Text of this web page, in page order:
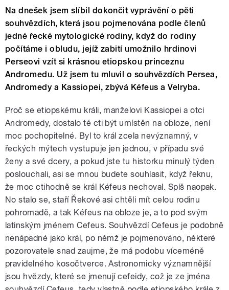
Na dnešek jsem slíbil dokončit vyprávění o pěti
souhvězdích, která jsou pojmenována podle členů
jedné řecké mytologické rodiny, když do rodiny
počítáme i obludu, jejíž zabití umožnilo hrdinovi
Perseovi vzít si krásnou etiopskou princeznu
Andromedu. Už jsem tu mluvil o souhvězdích Persea,
Andromedy a Kassiopei, zbývá Kéfeus a Velryba.
Proč se etiopskému králi, manželovi Kassiopei a otci
Andromedy, dostalo té cti být umístěn na obloze, není
moc pochopitelné. Byl to král zcela nevýznamný, v
řeckých mýtech vystupuje jen jednou, v případu své
ženy a své dcery, a pokud jste tu historku minulý týden
poslouchali, asi se mnou budete souhlasit, když řeknu,
že moc ctihodně se král Kéfeus nechoval. Spíš naopak.
No stalo se, staří Řekové asi chtěli mít celou rodinu
pohromadě, a tak Kéfeus na obloze je, a to pod svým
latinským jménem Cefeus. Souhvězdí Cefeus je podobně
nenápadné jako král, po němž je pojmenováno, některé
pozorovatele snad zaujme, že má podobu víceméně
pravidelného kosočtverce. Astronomicky významnější
jsou hvězdy, které se jmenují cefeidy, což je ze jména